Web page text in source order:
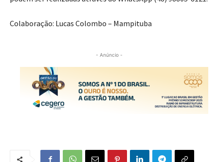
Colaboração: Lucas Colombo – Mampituba
- Anúncio -